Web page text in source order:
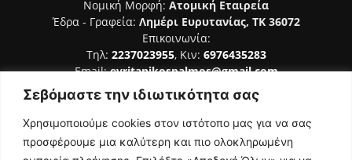
Σεβόμαστε την ιδιωτικότητα σας
Χρησιμοποιούμε cookies στον ιστότοπο μας για να σας
προσφέρουμε μια καλύτερη και πιο ολοκληρωμένη
Νομική Μορφή: Ατομική Εταιρεία
Έδρα - Γραφεία: Λημέρι Ευρυτανίας, ΤΚ 36072
Επικοινωνία:
Τηλ: 2237023955, Κιν: 6976435283
Email:evritanikospalmos@gmail.com
Αριθμός Πιστοποίησης Μ.Η.Τ. 242044